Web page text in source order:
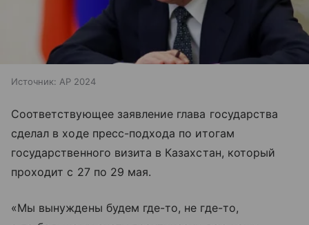
Источник: AP 2024
Соответствующее заявление глава государства
сделал в ходе пресс-подхода по итогам
государственного визита в Казахстан, который
проходит с 27 по 29 мая.
«Мы вынуждены будем где-то, не где-то,